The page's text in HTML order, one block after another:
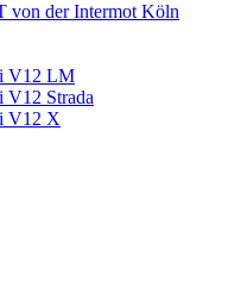
von der Intermot Köln
V12 LM
V12 Strada
V12 X